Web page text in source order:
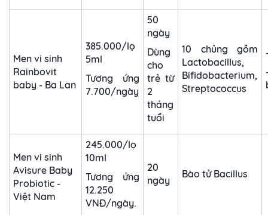
Men vi sinh
Rainbovit
baby - Ba Lan
385.000/lọ
5ml
Tương ứng
7.700/ngày
50
ngày
Dùng
cho
trẻ từ
2
tháng
tuổi
10 chủng gồm
Lactobacillus,
Bifidobacterium,
Streptococcus
Men vi sinh
Avisure Baby
Probiotic -
Việt Nam
245.000/lọ
10ml
Tương ứng
12.250
VNĐ/ngày.
20
ngày
Bào tử Bacillus